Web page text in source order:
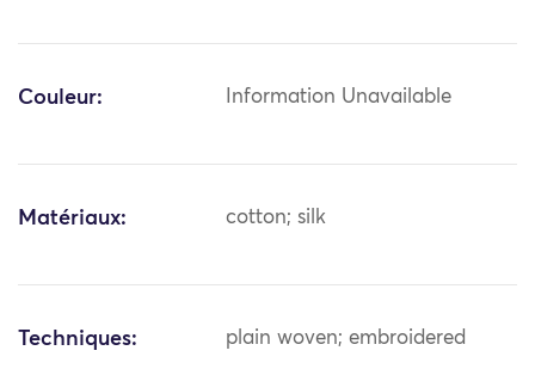
Couleur: Information Unavailable
Matériaux: cotton; silk
Techniques: plain woven; embroidered